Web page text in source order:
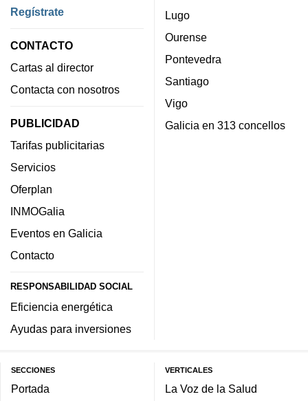
Regístrate
CONTACTO
Cartas al director
Contacta con nosotros
PUBLICIDAD
Tarifas publicitarias
Servicios
Oferplan
INMOGalia
Eventos en Galicia
Contacto
RESPONSABILIDAD SOCIAL
Eficiencia energética
Ayudas para inversiones
Lugo
Ourense
Pontevedra
Santiago
Vigo
Galicia en 313 concellos
SECCIONES
Portada
VERTICALES
La Voz de la Salud